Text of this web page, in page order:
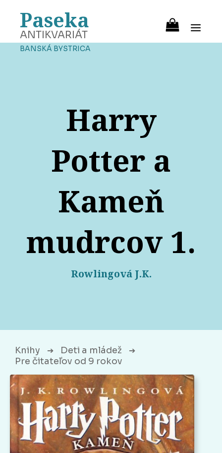
Paseka
ANTIKVARIÁT
BANSKÁ BYSTRICA
Harry
Potter a
Kameň
mudrcov 1.
Rowlingová J.K.
Knihy ➔ Deti a mládež ➔
Pre čitateľov od 9 rokov